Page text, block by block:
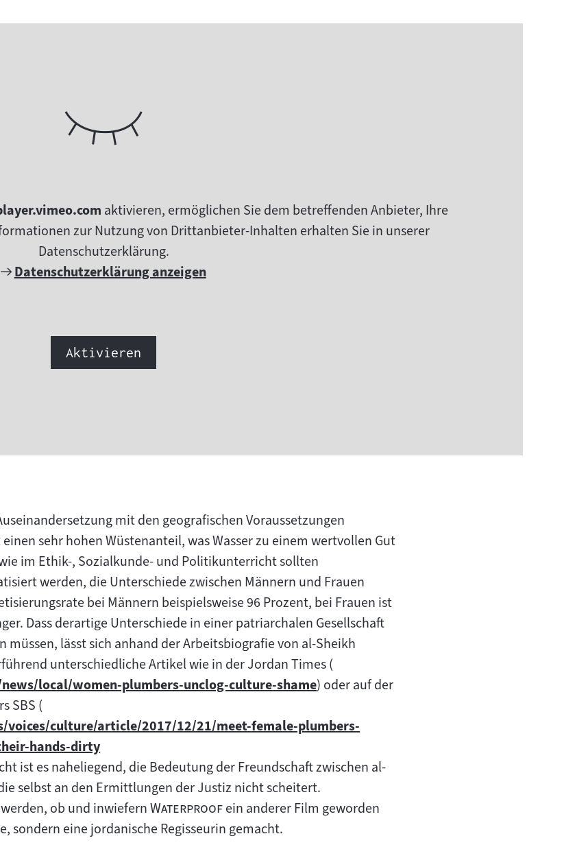
aktivieren, ermöglichen Sie dem betreffenden Anbieter, Ihre
zur Nutzung von Drittanbieter-Inhalten erhalten Sie in unserer
Datenschutzerklärung.
Externer
Datenschutzerklärung anzeigen
Aktivieren
mit den geografischen Voraussetzungen
sehr hohen Wüstenanteil, was Wasser zu einem wertvollen Gut
im Ethik-, Sozialkunde- und Politikunterricht sollten
werden, die Unterschiede zwischen Männern und Frauen
bei Männern beispielsweise 96 Prozent, bei Frauen ist
Dass derartige Unterschiede in einer patriarchalen Gesellschaft
lässt sich anhand der Arbeitsbiografie von al-Sheikh
unterschiedliche Artikel wie in der Jordan Times (
local/women-plumbers-unclog-culture-shame) oder auf der
SBS (
culture/article/2017/12/21/meet-female-plumbers-
hands-dirty
ist es naheliegend, die Bedeutung der Freundschaft zwischen al-
selbst an den Ermittlungen der Justiz nicht scheitert.
ob und inwiefern"
Waterproof"ein anderer Film geworden
sondern eine jordanische Regisseurin gemacht.